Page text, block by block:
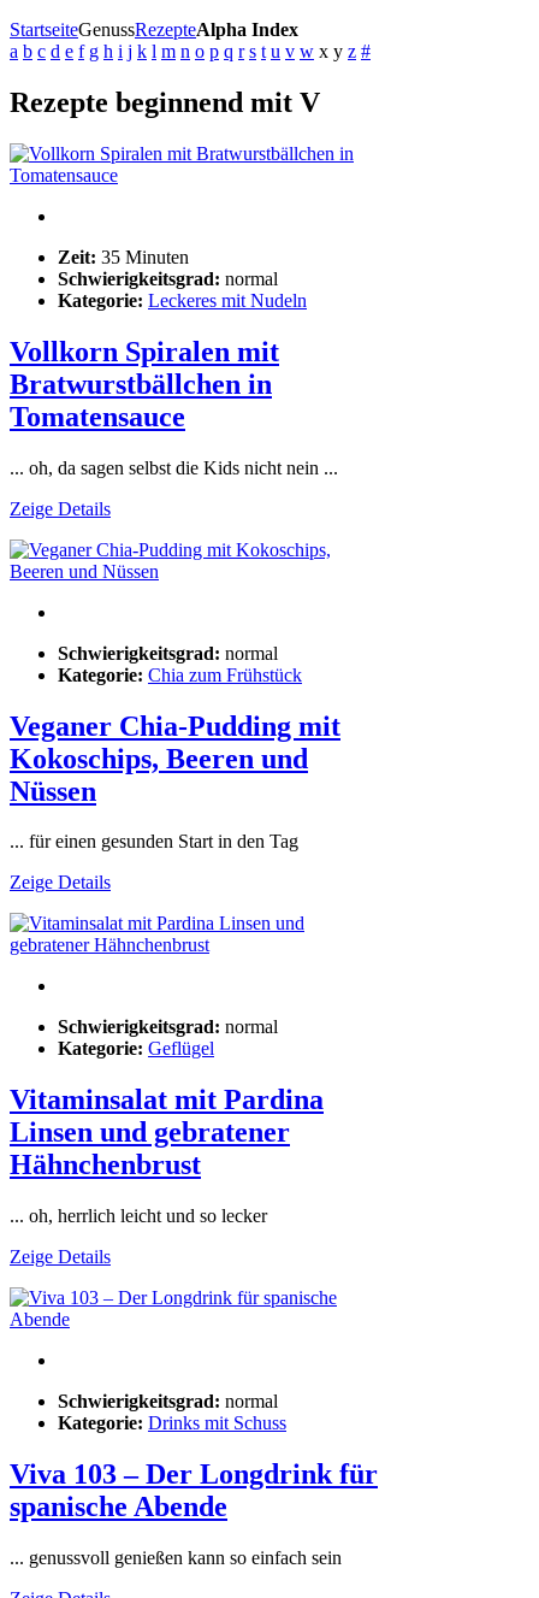
StartseiteGenussRezepteAlpha Index
a b c d e f g h i j k l m n o p q r s t u v w x y z #
Rezepte beginnend mit V
Zeit: 35 Minuten
Schwierigkeitsgrad: normal
Kategorie: Leckeres mit Nudeln
Vollkorn Spiralen mit
Bratwurstbällchen in
Tomatensauce
... oh, da sagen selbst die Kids nicht nein ...
Zeige Details
Schwierigkeitsgrad: normal
Kategorie: Chia zum Frühstück
Veganer Chia-Pudding mit
Kokoschips, Beeren und
Nüssen
... für einen gesunden Start in den Tag
Zeige Details
Schwierigkeitsgrad: normal
Kategorie: Geflügel
Vitaminsalat mit Pardina
Linsen und gebratener
Hähnchenbrust
... oh, herrlich leicht und so lecker
Zeige Details
Schwierigkeitsgrad: normal
Kategorie: Drinks mit Schuss
Viva 103 – Der Longdrink für
spanische Abende
... genussvoll genießen kann so einfach sein